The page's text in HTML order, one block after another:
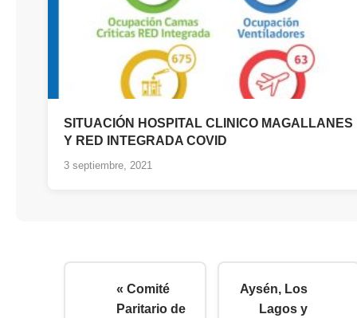
SITUACIÓN HOSPITAL CLINICO MAGALLANES
Y RED INTEGRADA COVID
3 septiembre, 2021
« Comité
Paritario de
Aysén, Los
Lagos y